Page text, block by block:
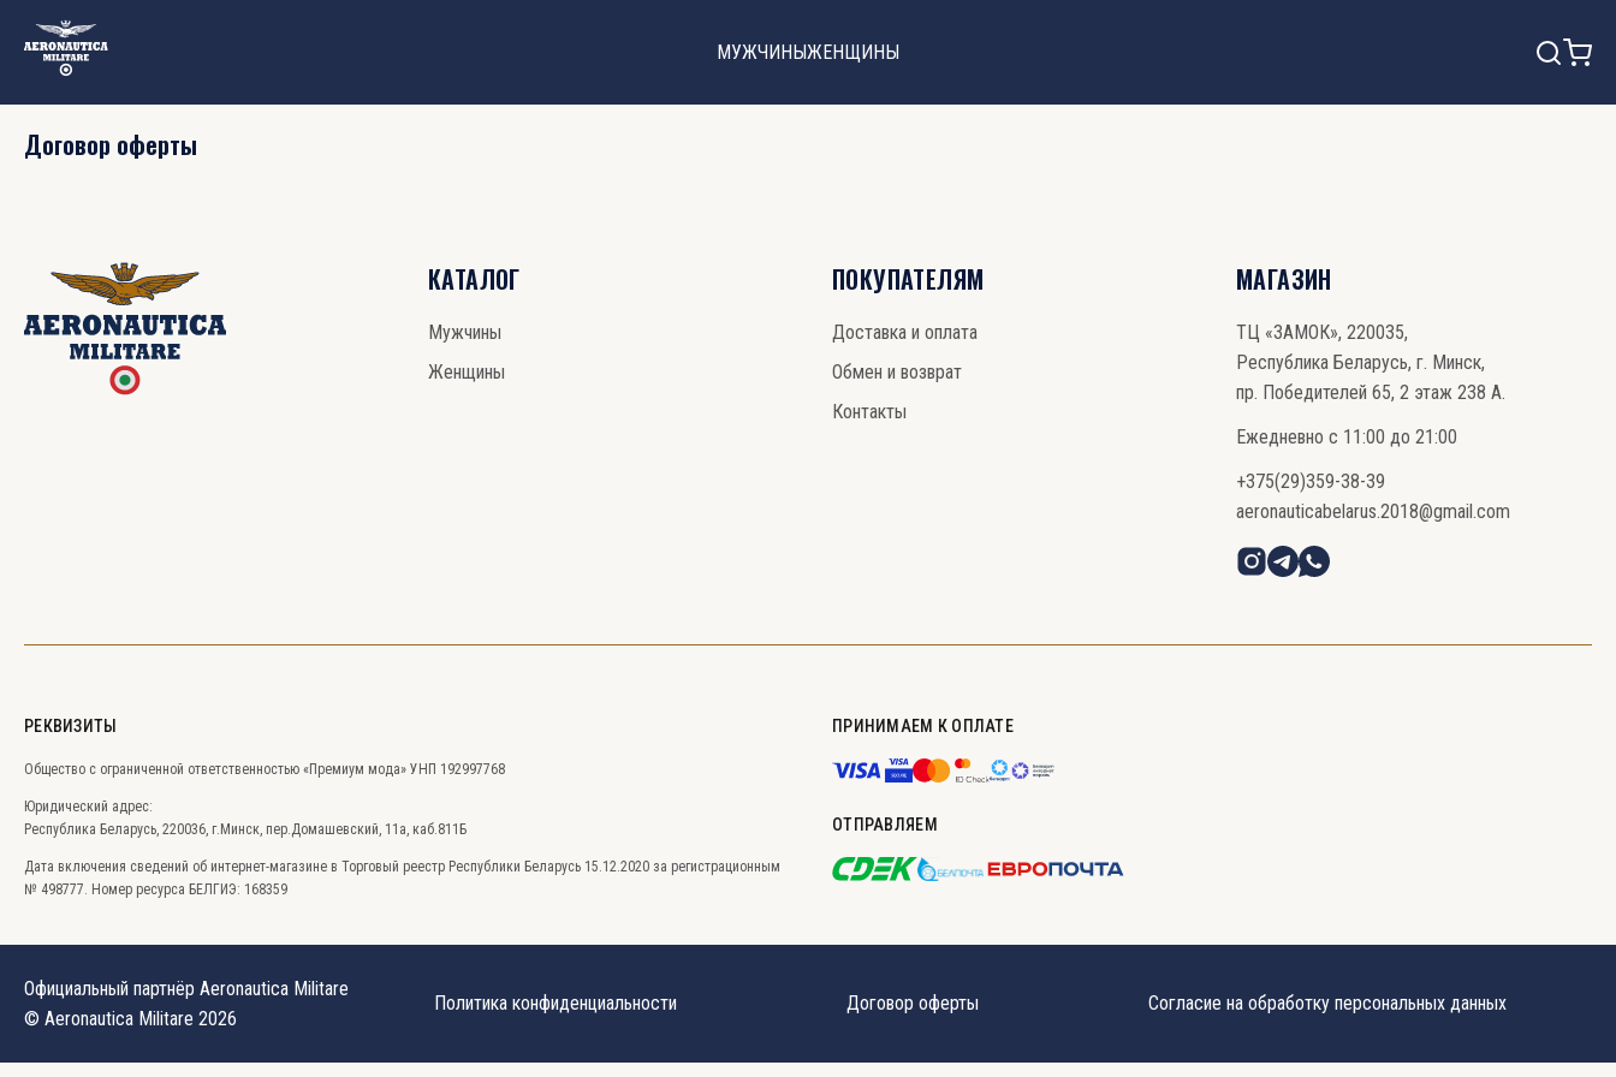
МУЖЧИНЫЖЕНЩИНЫ
Договор оферты
КАТАЛОГ
Мужчины
Женщины
ПОКУПАТЕЛЯМ
Доставка и оплата
Обмен и возврат
Контакты
МАГАЗИН
ТЦ «ЗАМОК», 220035,
Республика Беларусь, г. Минск,
пр. Победителей 65, 2 этаж 238 А.
Ежедневно с 11:00 до 21:00
+375(29)359-38-39
aeronauticabelarus.2018@gmail.com
РЕКВИЗИТЫ
Общество с ограниченной ответственностью «Премиум мода» УНП 192997768
Юридический адрес:
Республика Беларусь, 220036, г.Минск, пер.Домашевский, 11а, каб.811Б
Дата включения сведений об интернет-магазине в Торговый реестр Республики Беларусь 15.12.2020 за регистрационным
№ 498777. Номер ресурса БЕЛГИЭ: 168359
ПРИНИМАЕМ К ОПЛАТЕ
ОТПРАВЛЯЕМ
Официальный партнёр Aeronautica Militare
© Aeronautica Militare 2026
Политика конфиденциальности Договор оферты Согласие на обработку персональных данных